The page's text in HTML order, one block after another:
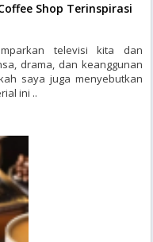
Shop Terinspirasi
televisi kita dan
drama, dan keanggunan
saya juga menyebutkan
ini ..